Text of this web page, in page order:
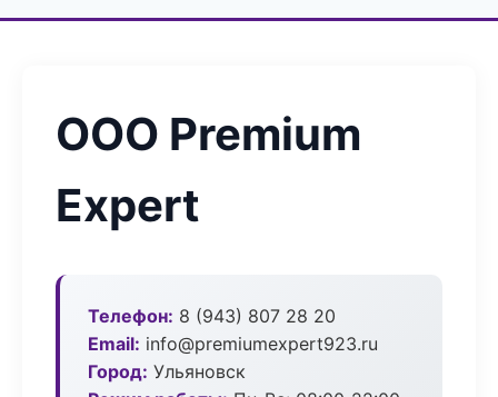
ООО Premium
Expert
Телефон: 8 (943) 807 28 20
Email: info@premiumexpert923.ru
Город: Ульяновск